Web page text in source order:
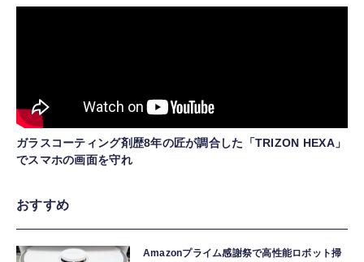
ガラスコーティング剤歴8年の匠が調合した「TRIZON HEXA」
でスマホの画面を守れ
おすすめ
Amazonプライム感謝祭で高性能ロボット掃